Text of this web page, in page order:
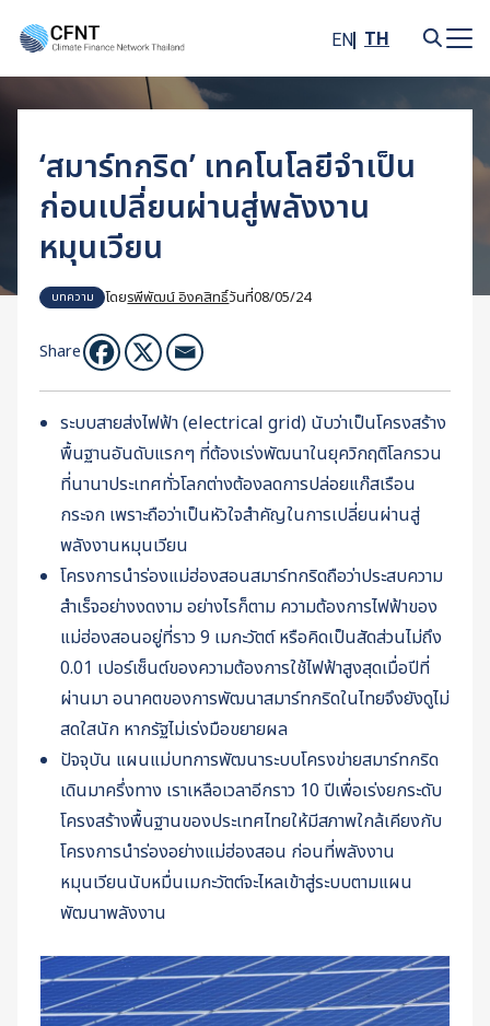
for:
EN TH
‘สมาร์ทกริด’ เทคโนโลยีจำเป็น
ก่อนเปลี่ยนผ่านสู่พลังงาน
หมุนเวียน
บทความ โดยรพีพัฒน์ อิงคสิทธิ์วันที่08/05/24
Share
ระบบสายส่งไฟฟ้า (electrical grid) นับว่าเป็นโครงสร้าง
พื้นฐานอันดับแรกๆ ที่ต้องเร่งพัฒนาในยุควิกฤติโลกรวน
ที่นานาประเทศทั่วโลกต่างต้องลดการปล่อยแก๊สเรือน
กระจก เพราะถือว่าเป็นหัวใจสำคัญในการเปลี่ยนผ่านสู่
พลังงานหมุนเวียน
โครงการนำร่องแม่ฮ่องสอนสมาร์ทกริดถือว่าประสบความ
สำเร็จอย่างงดงาม อย่างไรก็ตาม ความต้องการไฟฟ้าของ
แม่ฮ่องสอนอยู่ที่ราว 9 เมกะวัตต์ หรือคิดเป็นสัดส่วนไม่ถึง
0.01 เปอร์เซ็นต์ของความต้องการใช้ไฟฟ้าสูงสุดเมื่อปีที่
ผ่านมา อนาคตของการพัฒนาสมาร์ทกริดในไทยจึงยังดูไม่
สดใสนัก หากรัฐไม่เร่งมือขยายผล
ปัจจุบัน แผนแม่บทการพัฒนาระบบโครงข่ายสมาร์ทกริด
เดินมาครึ่งทาง เราเหลือเวลาอีกราว 10 ปีเพื่อเร่งยกระดับ
โครงสร้างพื้นฐานของประเทศไทยให้มีสภาพใกล้เคียงกับ
โครงการนำร่องอย่างแม่ฮ่องสอน ก่อนที่พลังงาน
หมุนเวียนนับหมื่นเมกะวัตต์จะไหลเข้าสู่ระบบตามแผน
พัฒนาพลังงาน